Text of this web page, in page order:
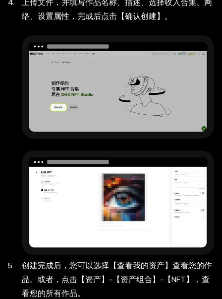
上传文件，并填写作品名称、描述、选择收入合集、网
络、设置属性，完成后点击【确认创建】。
创建完成后，您可以选择【查看我的资产】查看您的作
品。或者，点击【资产】-【资产组合】-【NFT】，查
看您的所有作品。